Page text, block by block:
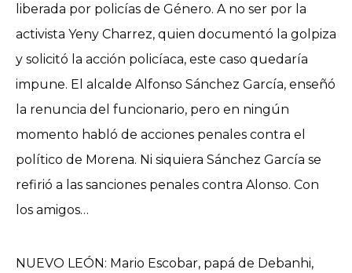
liberada por policías de Género. A no ser por la
activista Yeny Charrez, quien documentó la golpiza
y solicitó la acción policíaca, este caso quedaría
impune. El alcalde Alfonso Sánchez García, enseñó
la renuncia del funcionario, pero en ningún
momento habló de acciones penales contra el
político de Morena. Ni siquiera Sánchez García se
refirió a las sanciones penales contra Alonso. Con
los amigos…
NUEVO LEÓN: Mario Escobar, papá de Debanhi,